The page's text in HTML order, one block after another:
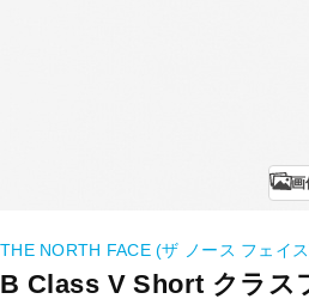
画
THE NORTH FACE (ザ ノース フェイ
B Class V Short クラス